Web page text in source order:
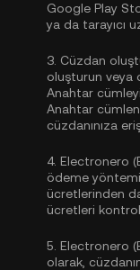
Google Play
ya da tarayıcı
3. Cüzdan
oluşturun veya
Anahtar
Anahtar
cüzdanınıza
4. Electronero
ödeme
ücretlerinden
ücretleri kontrol
5. Electronero
olarak,